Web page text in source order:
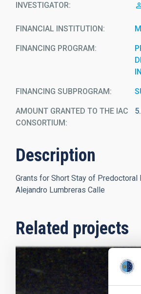
INVESTIGATOR
FINANCIAL INSTITUTION
FINANCING PROGRAM
FINANCING SUBPROGRAM
AMOUNT GRANTED TO THE IAC
CONSORTIUM
Description
Grants for Short Stay of
Alejandro Lumbreras Calle
Related projects